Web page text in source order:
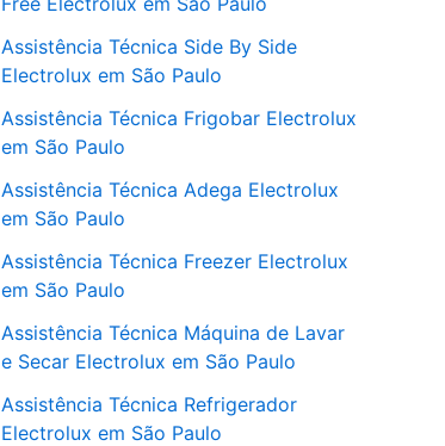
Assistência Técnica Side By Side
Electrolux em São Paulo
Assistência Técnica Frigobar Electrolux
em São Paulo
Assistência Técnica Adega Electrolux
em São Paulo
Assistência Técnica Freezer Electrolux
em São Paulo
Assistência Técnica Máquina de Lavar
e Secar Electrolux em São Paulo
Assistência Técnica Refrigerador
Electrolux em São Paulo